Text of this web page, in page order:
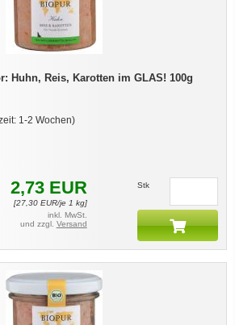
Huhn, Reis, Karotten im GLAS! 100g
1-2 Wochen)
2,73 EUR
[27,30EUR/je 1 kg]
inkl. MwSt.
und zzgl. Versand
Stk